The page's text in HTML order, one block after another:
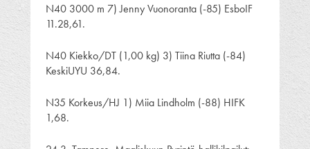
N40 3000 m 7) Jenny Vuonoranta (-85) EsboIF
11.28,61.
N40 Kiekko/DT (1,00 kg) 3) Tiina Riutta (-84)
KeskiUYU 36,84.
N35 Korkeus/HJ 1) Miia Lindholm (-88) HIFK
1,68.